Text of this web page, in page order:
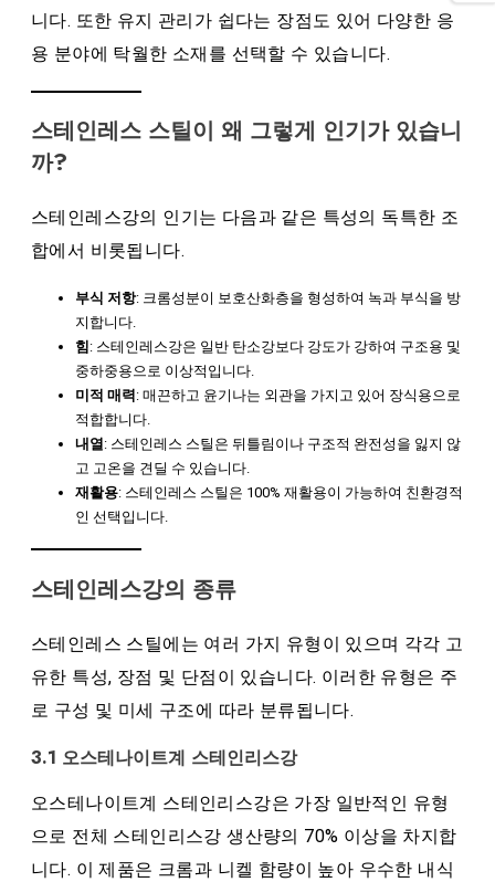
니다. 또한 유지 관리가 쉽다는 장점도 있어 다양한 응
용 분야에 탁월한 소재를 선택할 수 있습니다.
스테인레스 스틸이 왜 그렇게 인기가 있습니
까?
스테인레스강의 인기는 다음과 같은 특성의 독특한 조
합에서 비롯됩니다.
부식 저항: 크롬성분이 보호산화층을 형성하여 녹과 부식을 방
지합니다.
힘: 스테인레스강은 일반 탄소강보다 강도가 강하여 구조용 및
중하중용으로 이상적입니다.
미적 매력: 매끈하고 윤기나는 외관을 가지고 있어 장식용으로
적합합니다.
내열: 스테인레스 스틸은 뒤틀림이나 구조적 완전성을 잃지 않
고 고온을 견딜 수 있습니다.
재활용: 스테인레스 스틸은 100% 재활용이 가능하여 친환경적
인 선택입니다.
스테인레스강의 종류
스테인레스 스틸에는 여러 가지 유형이 있으며 각각 고
유한 특성, 장점 및 단점이 있습니다. 이러한 유형은 주
로 구성 및 미세 구조에 따라 분류됩니다.
3.1 오스테나이트계 스테인리스강
오스테나이트계 스테인리스강은 가장 일반적인 유형
으로 전체 스테인리스강 생산량의 70% 이상을 차지합
니다. 이 제품은 크롬과 니켈 함량이 높아 우수한 내식